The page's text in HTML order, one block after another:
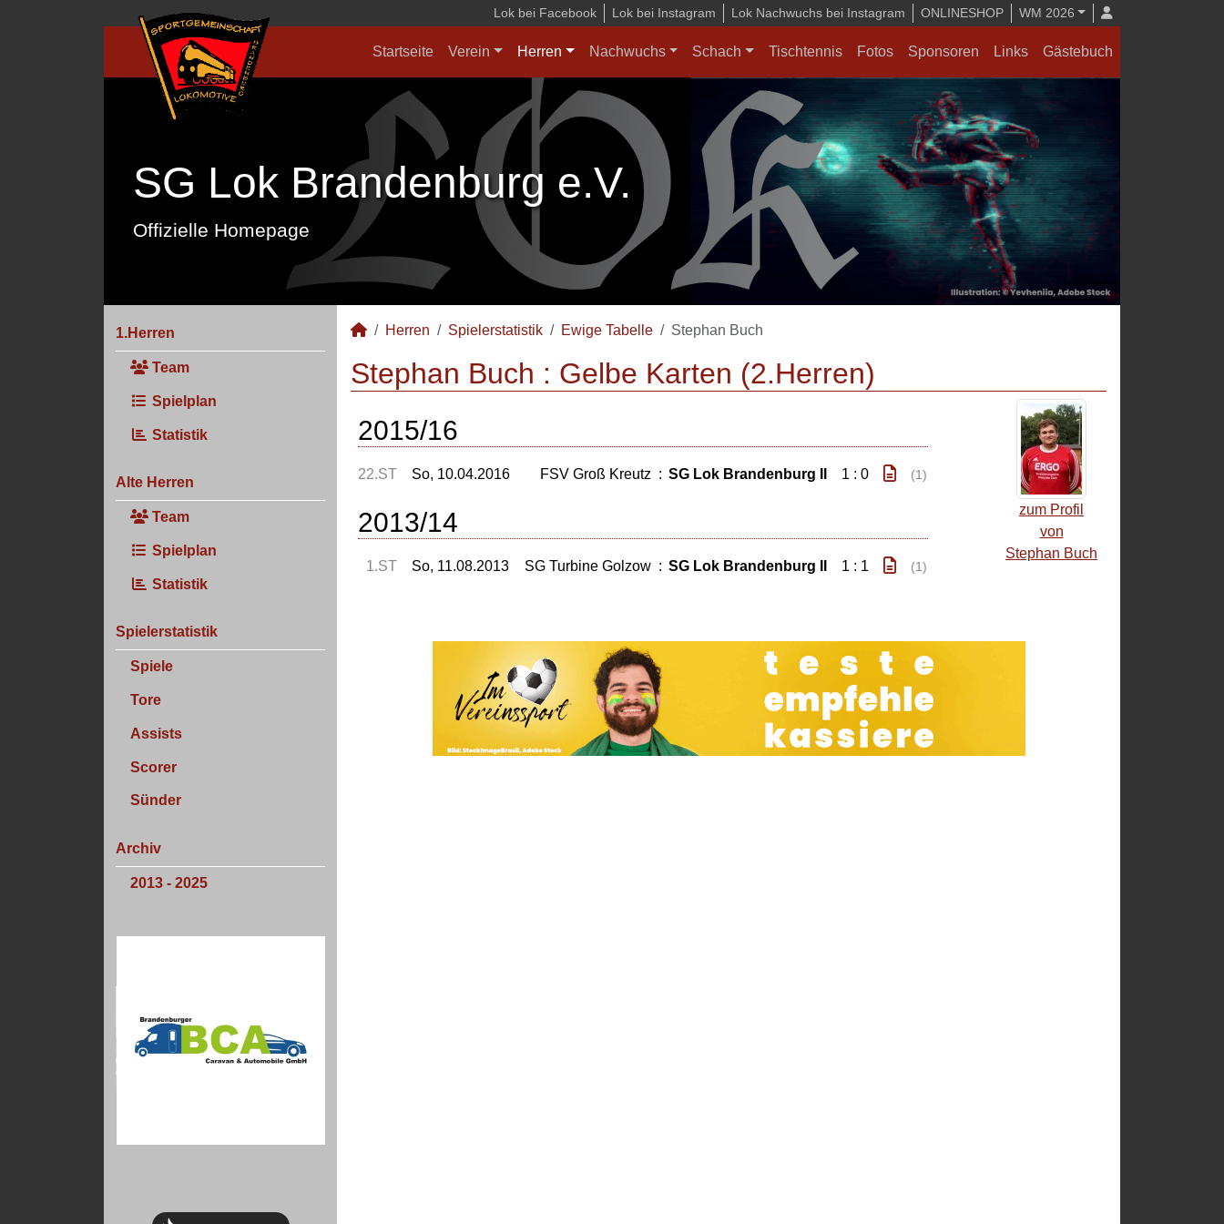
Lok bei Facebook Lok bei Instagram Lok Nachwuchs bei Instagram ONLINESHOP WM 2026
Startseite Verein Herren Nachwuchs Schach Tischtennis Fotos Sponsoren Links Gästebuch
SG Lok Brandenburg e.V.
Offizielle Homepage
1.Herren
Team
Spielplan
Statistik
Alte Herren
Team
Spielplan
Statistik
Spielerstatistik
Spiele
Tore
Assists
Scorer
Sünder
Archiv
2013 - 2025
Herren Spielerstatistik Ewige Tabelle Stephan Buch
Stephan Buch : Gelbe Karten (2.Herren)
zum Profil
von
Stephan Buch
2015/16
22.ST So, 10.04.2016 FSV Groß Kreutz : SG Lok Brandenburg II 1 : 0 (1)
2013/14
1.ST So, 11.08.2013 SG Turbine Golzow : SG Lok Brandenburg II 1 : 1 (1)